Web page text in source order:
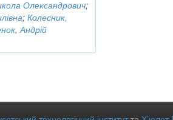
Олександрович;
;Колесник,
Андрій